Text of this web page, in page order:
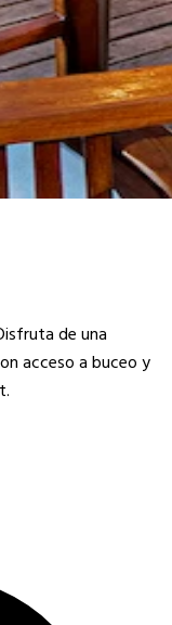
de una
acceso a buceo y